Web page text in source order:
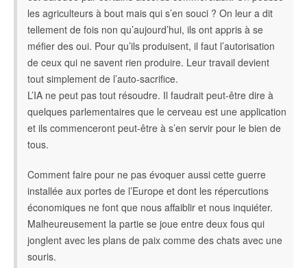
les agriculteurs à bout mais qui s’en souci ? On leur a dit
tellement de fois non qu’aujourd’hui, ils ont appris à se
méfier des oui. Pour qu’ils produisent, il faut l’autorisation
de ceux qui ne savent rien produire. Leur travail devient
tout simplement de l’auto-sacrifice.
L’IA ne peut pas tout résoudre. Il faudrait peut-être dire à
quelques parlementaires que le cerveau est une application
et ils commenceront peut-être à s’en servir pour le bien de
tous.
Comment faire pour ne pas évoquer aussi cette guerre
installée aux portes de l’Europe et dont les répercutions
économiques ne font que nous affaiblir et nous inquiéter.
Malheureusement la partie se joue entre deux fous qui
jonglent avec les plans de paix comme des chats avec une
souris.